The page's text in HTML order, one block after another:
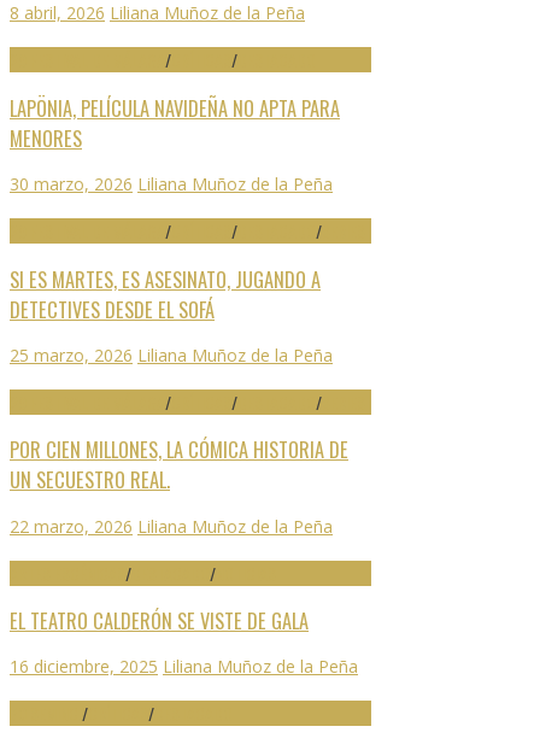
8 abril, 2026 Liliana Muñoz de la Peña
/ /
LAPÖNIA, PELÍCULA NAVIDEÑA NO APTA PARA
MENORES
30 marzo, 2026 Liliana Muñoz de la Peña
/ / /
SI ES MARTES, ES ASESINATO, JUGANDO A
DETECTIVES DESDE EL SOFÁ
25 marzo, 2026 Liliana Muñoz de la Peña
/ / /
POR CIEN MILLONES, LA CÓMICA HISTORIA DE
UN SECUESTRO REAL.
22 marzo, 2026 Liliana Muñoz de la Peña
/ /
EL TEATRO CALDERÓN SE VISTE DE GALA
16 diciembre, 2025 Liliana Muñoz de la Peña
/ /